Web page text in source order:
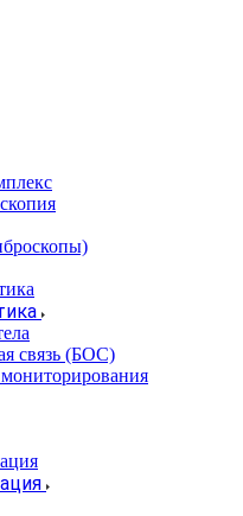
связь (БОС)